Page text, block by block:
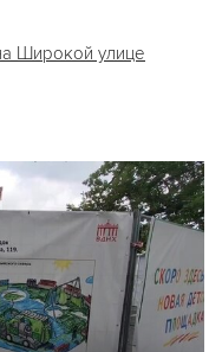
Широкой улице